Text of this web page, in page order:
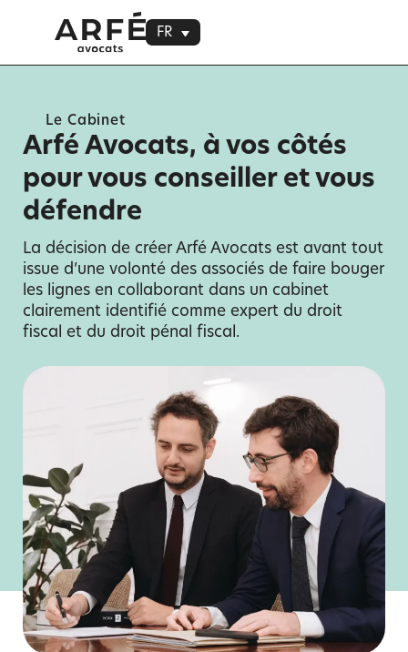
FR
Le Cabinet
Arfé Avocats, à vos côtés
pour vous conseiller et vous
défendre
La décision de créer Arfé Avocats est avant tout
issue d’une volonté des associés de faire bouger
les lignes en collaborant dans un cabinet
clairement identifié comme expert du droit
fiscal et du droit pénal fiscal.